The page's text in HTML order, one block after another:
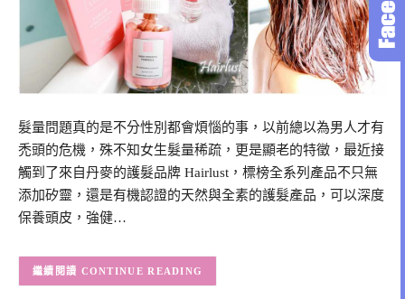
髮量問題真的是不分性別都會煩惱的事，以前總以為男人才有
禿頭的危機，殊不知女生髮量稀疏，更是顯老的特徵，最近接
觸到了來自丹麥的護髮品牌 Hairlust，標榜全系列產品不只無
添加矽靈，還是有機認證的天然與全素的護髮產品，可以深度
保養頭皮，強健…
CONTINUE READING